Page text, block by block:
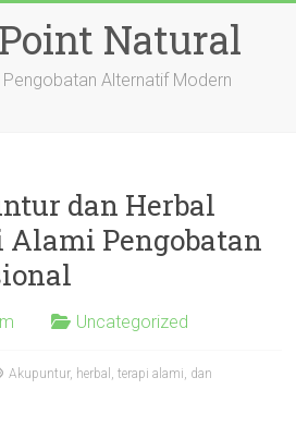
Natural
Alternatif Modern
dan Herbal
Pengobatan
Uncategorized
Akupuntur, herbal, terapi alami, dan